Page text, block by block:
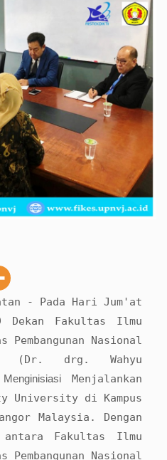
- Pada Hari Jum'at
Dekan Fakultas Ilmu
Pembangunan Nasional
(Dr. drg. Wahyu
MenginisiasiMenjalankan
University di Kampus
Malaysia. Dengan
antara Fakultas Ilmu
Pembangunan Nasional